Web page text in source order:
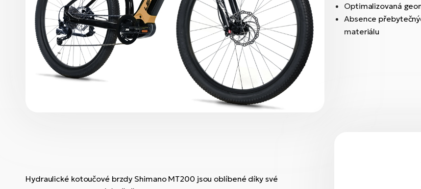
Optimalizovaná
Absence
materiálu
Hydraulické kotoučové brzdy Shimano MT200 jsou oblíbené díky své